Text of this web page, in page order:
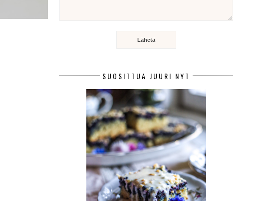
SUOSITTUA JUURI NYT